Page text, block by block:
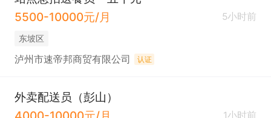
5500-10000元/月
5小时前
东坡区
泸州市速帝邦商贸有限公司 认证
外卖配送员（彭山）
1小时前